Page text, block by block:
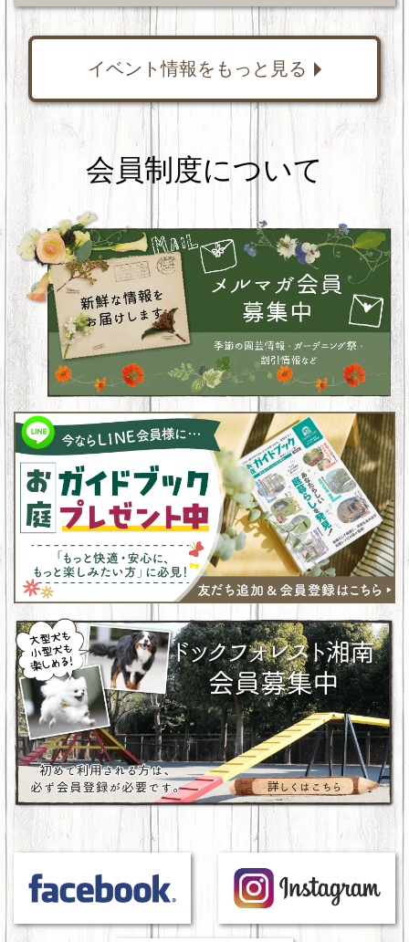
イベント情報をもっと見る
会員制度について